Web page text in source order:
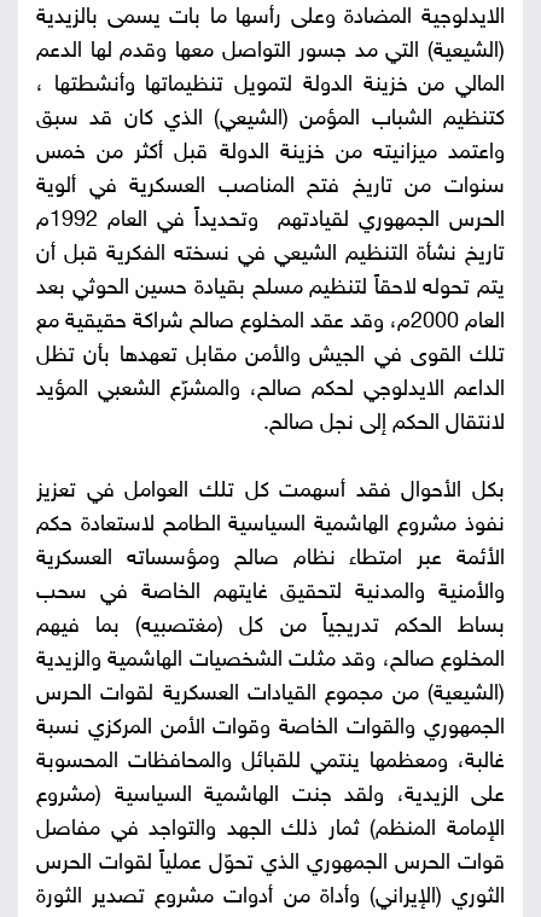
الايدلوجية المضادة وعلى رأسها ما بات يسمى بالزيدية
(الشيعية) التي مد جسور التواصل معها وقدم لها الدعم
المالي من خزينة الدولة لتمويل تنظيماتها وأنشطتها ،
كتنظيم الشباب المؤمن (الشيعي) الذي كان قد سبق
واعتمد ميزانيته من خزينة الدولة قبل أكثر من خمس
سنوات من تاريخ فتح المناصب العسكرية في ألوية
الحرس الجمهوري لقيادتهم وتحديداً في العام 1992م
تاريخ نشأة التنظيم الشيعي في نسخته الفكرية قبل أن
يتم تحوله لاحقاً لتنظيم مسلح بقيادة حسين الحوثي بعد
العام 2000م، وقد عقد المخلوع صالح شراكة حقيقية مع
تلك القوى في الجيش والأمن مقابل تعهدها بأن تظل
الداعم الايدلوجي لحكم صالح، والمشرّع الشعبي المؤيد
لانتقال الحكم إلى نجل صالح.
بكل الأحوال فقد أسهمت كل تلك العوامل في تعزيز
نفوذ مشروع الهاشمية السياسية الطامح لاستعادة حكم
الأئمة عبر امتطاء نظام صالح ومؤسساته العسكرية
والأمنية والمدنية لتحقيق غايتهم الخاصة في سحب
بساط الحكم تدريجياً من كل (مغتصبيه) بما فيهم
المخلوع صالح، وقد مثلت الشخصيات الهاشمية والزيدية
(الشيعية) من مجموع القيادات العسكرية لقوات الحرس
الجمهوري والقوات الخاصة وقوات الأمن المركزي نسبة
غالبة، ومعظمها ينتمي للقبائل والمحافظات المحسوبة
على الزيدية، ولقد جنت الهاشمية السياسية (مشروع
الإمامة المنظم) ثمار ذلك الجهد والتواجد في مفاصل
قوات الحرس الجمهوري الذي تحوّل عملياً لقوات الحرس
الثوري (الإيراني) وأداة من أدوات مشروع تصدير الثورة